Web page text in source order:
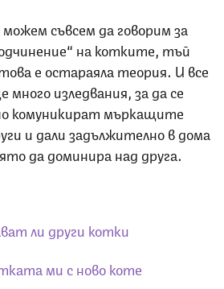
съвсем да говорим за
на котките, тъй
е остараяла теория. И все
изледвания, за да се
комуникират мъркащите
и дали задължително в дома
да доминира над друга.
ли други котки
ми с ново коте